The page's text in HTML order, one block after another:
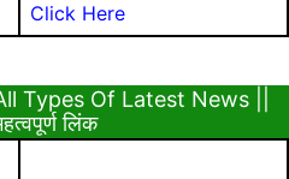
Click Here
Types Of Latest News ||
लिंक